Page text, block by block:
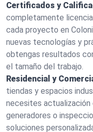
Certificados y
completamente
cada proyecto en
nuevas tecnologías y
obtengas resultados
el tamaño del trabajo.
Residencial y
tiendas y espacios
necesites
generadores o
soluciones